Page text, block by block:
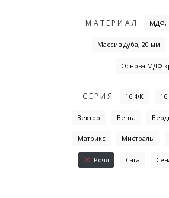
МАТЕРИАЛ МДФ,
Массив дуба, 20 мм
Основа МДФ
СЕРИЯ 16 ФК
Вектор Вента
Матрикс Мистраль
Роял Сага